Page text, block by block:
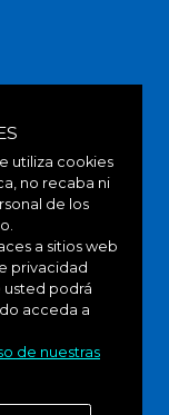
utiliza cookies
no recaba ni
de los
a sitios web
privacidad
usted podrá
acceda a
de nuestras